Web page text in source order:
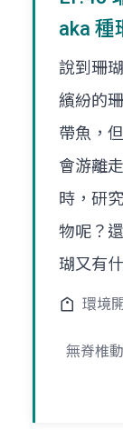
aka 種
說到珊
繽紛的
帶魚，
會游離
時，研
物呢？
瑚又有
環境
無脊椎